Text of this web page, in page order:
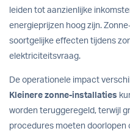
leiden tot aanzienlijke
energieprijzen hoog zijn.
soortgelijke effecten tijdens
elektriciteitsvraag.
De operationele impact
Kleinere zonne-installaties
worden teruggeregeld, terwijl
procedures moeten doorlopen